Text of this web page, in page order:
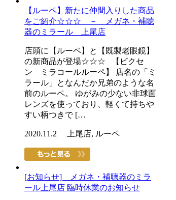
【ルーペ】新たに仲間入りした商品
をご紹介☆☆☆ － メガネ・補聴
器のミラール 上尾店
店頭に【ルーペ】と【既製老眼鏡】
の新商品が登場☆☆☆ 【ビクセ
ン ミラコールルーペ】 店名の「ミ
ラール」となんだか兄弟のような名
前のルーペ。 ゆがみの少ない非球面
レンズを使っており、軽くて持ちや
すい柄つきで […
2020.11.2 上尾店, ルーペ
[お知らせ] メガネ・補聴器のミラ
ール上尾店 臨時休業のお知らせ